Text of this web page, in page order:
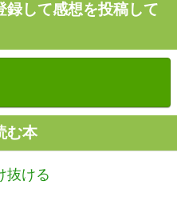
録して感想を投稿して
む本
抜ける